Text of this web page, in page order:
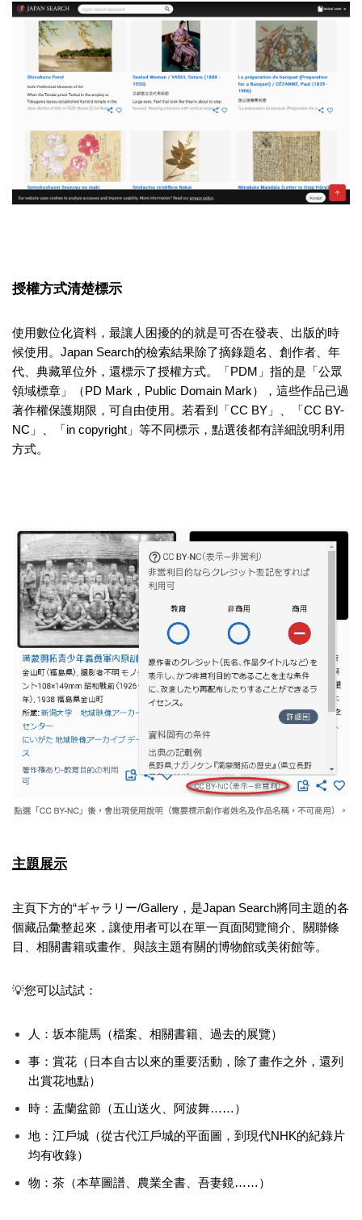
授權方式清楚標示
使用數位化資料，最讓人困擾的的就是可否在發表、出版的時
候使用。Japan Search的檢索結果除了摘錄題名、創作者、年
代、典藏單位外，還標示了授權方式。「PDM」指的是 「公眾
領域標章」（PD Mark，Public Domain Mark）
，這些作品已過
著作權保護期限，可自由使用。若看到「CC BY」、「CC BY-
NC」、「in copyright」等不同標示，點選後都有詳細說明利用
方式。
主題展示
主頁下方的“ギャラリー/Gallery ，是Japan Search將同主題的各
個藏品彙整起來，讓使用者可以在單一頁面閱覽簡介、關聯條
目、相關書籍或畫作、與該主題有關的博物館或美術館等。
💡您可以試試：
人： 坂本龍馬 （檔案、相關書籍、過去的展覽）
事： 賞花 （日本自古以來的重要活動，除了畫作之外，還列
出賞花地點）
時： 盂蘭盆節 （五山送火、阿波舞……）
地： 江戶城 （從古代江戶城的平面圖，到現代NHK的紀錄片
均有收錄）
物： 茶 （本草圖譜、農業全書、吾妻鏡……）